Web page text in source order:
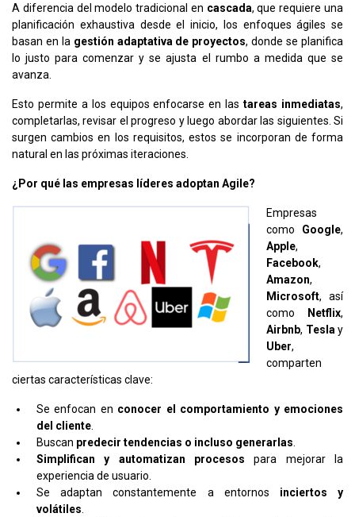
A diferencia del modelo tradicional en cascada, que requiere una
planificación exhaustiva desde el inicio, los enfoques ágiles se
basan en la gestión adaptativa de proyectos, donde se planifica
lo justo para comenzar y se ajusta el rumbo a medida que se
avanza.
Esto permite a los equipos enfocarse en lastareas inmediatas,
completarlas, revisar el progreso y luego abordar las siguientes. Si
surgen cambios en los requisitos, estos se incorporan de forma
natural en las próximas iteraciones.
¿Por qué las empresas líderes adoptan Agile?
Empresas
como Google,
Apple,
Facebook,
Amazon,
Microsoft, así
como
Netflix,
Airbnb, Tesla y
Uber,
comparten
ciertas características clave:
Se enfocan en conocer el comportamiento y emociones
del cliente
Buscan predecir tendencias o incluso generarlas
Simplifican y automatizan procesos para mejorar la
experiencia de usuario.
Se adaptan constantemente a entornos inciertos y
volátiles